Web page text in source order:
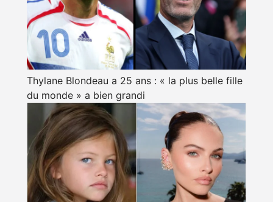
Thylane Blondeau a 25 ans : « la plus belle fille
du monde » a bien grandi